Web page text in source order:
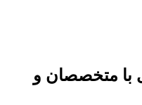
با متخصصان و